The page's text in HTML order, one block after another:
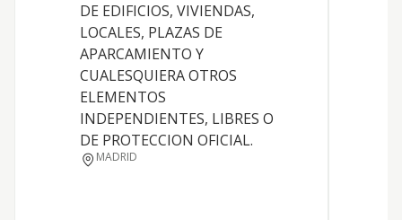
DE EDIFICIOS, VIVIENDAS,
LOCALES, PLAZAS DE
APARCAMIENTO Y
CUALESQUIERA OTROS
ELEMENTOS
INDEPENDIENTES, LIBRES O
DE PROTECCION OFICIAL.
MADRID